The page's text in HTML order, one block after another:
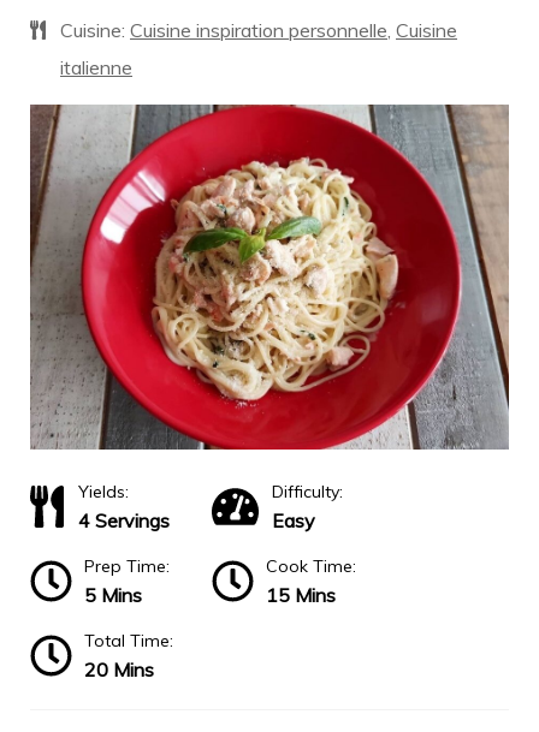
Cuisine: Cuisine inspiration personnelle, Cuisine
italienne
Yields:
4 Servings
Difficulty:
Easy
Prep Time:
5 Mins
Cook Time:
15 Mins
Total Time:
20 Mins